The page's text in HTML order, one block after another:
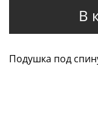
В
Подушка под